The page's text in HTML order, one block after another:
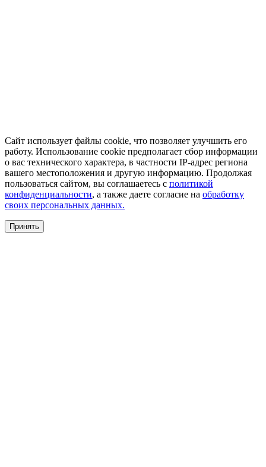
Сайт использует файлы cookie, что позволяет улучшить его
работу. Использование cookie предполагает сбор информации
о вас технического характера, в частности IP-адрес региона
вашего местоположения и другую информацию. Продолжая
пользоваться сайтом, вы соглашаетесь с политикой
конфиденциальности, а также даете согласие на обработку
своих персональных данных.
Принять